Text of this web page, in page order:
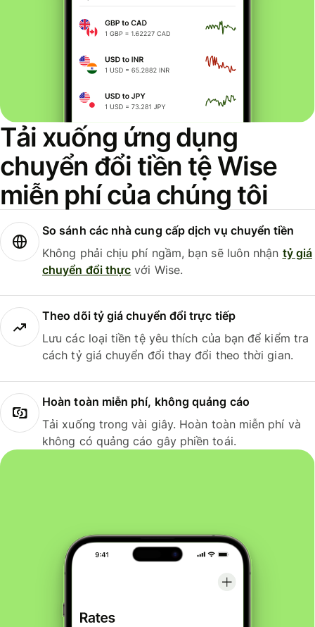
Tải xuống ứng dụng
chuyển đổi tiền tệ Wise
miễn phí của chúng tôi
So sánh các nhà cung cấp dịch vụ chuyển tiền
Không phải chịu phí ngầm, bạn sẽ luôn nhận tỷ giá
chuyển đổi thực với Wise.
Theo dõi tỷ giá chuyển đổi trực tiếp
Lưu các loại tiền tệ yêu thích của bạn để kiểm tra
cách tỷ giá chuyển đổi thay đổi theo thời gian.
Hoàn toàn miễn phí, không quảng cáo
Tải xuống trong vài giây. Hoàn toàn miễn phí và
không có quảng cáo gây phiền toái.